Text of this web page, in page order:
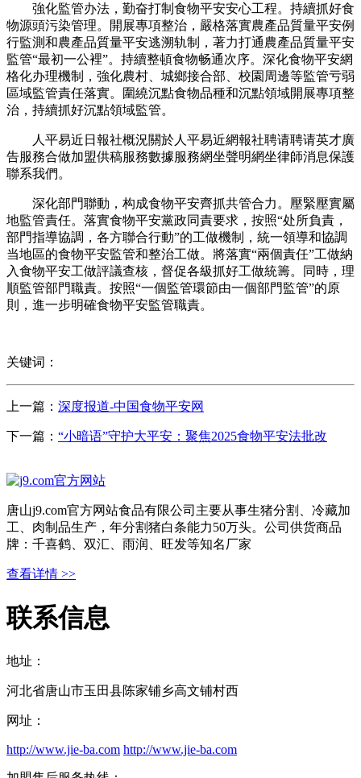
強化監管办法，勤奋打制食物平安安心工程。持續抓好食
物源頭污染管理。開展專項整治，嚴格落實農產品質量平安例
行監測和農產品質量平安逃溯轨制，著力打通農產品質量平安
監管“最初一公裡”。持續整頓食物畅通次序。深化食物平安網
格化办理機制，強化農村、城鄉接合部、校園周邊等監管亏弱
區域監管責任落實。圍繞沉點食物品種和沉點領域開展專項整
治，持續抓好沉點領域監管。
人平易近日報社概況關於人平易近網報社聘请聘请英才廣
告服務合做加盟供稿服務數據服務網坐聲明網坐律師消息保護
聯系我們。
深化部門聯動，构成食物平安齊抓共管合力。壓緊壓實屬
地監管責任。落實食物平安黨政同責要求，按照“处所負責，
部門指導協調，各方聯合行動”的工做機制，統一領導和協調
当地區的食物平安監管和整治工做。將落實“兩個責任”工做納
入食物平安工做評議查核，督促各級抓好工做統籌。同時，理
順監管部門職責。按照“一個監管環節由一個部門監管”的原
則，進一步明確食物平安監管職責。
关键词：
上一篇： 深度报道-中国食物平安网
下一篇： “小暗语”守护大平安：聚焦2025食物平安法批改
唐山j9.com官方网站食品有限公司主要从事生猪分割、冷藏加
工、肉制品生产，年分割猪白条能力50万头。公司供货商品
牌：千喜鹤、双汇、雨润、旺发等知名厂家
查看详情 >>
联系信息
地址：
河北省唐山市玉田县陈家铺乡高文铺村西
网址：
http://www.jie-ba.com http://www.jie-ba.com